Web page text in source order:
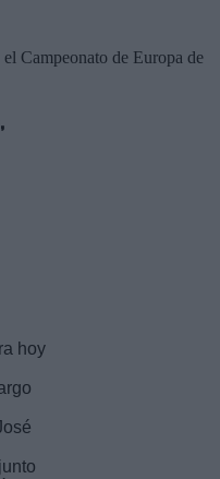
Campeonato de Europa de
hoy